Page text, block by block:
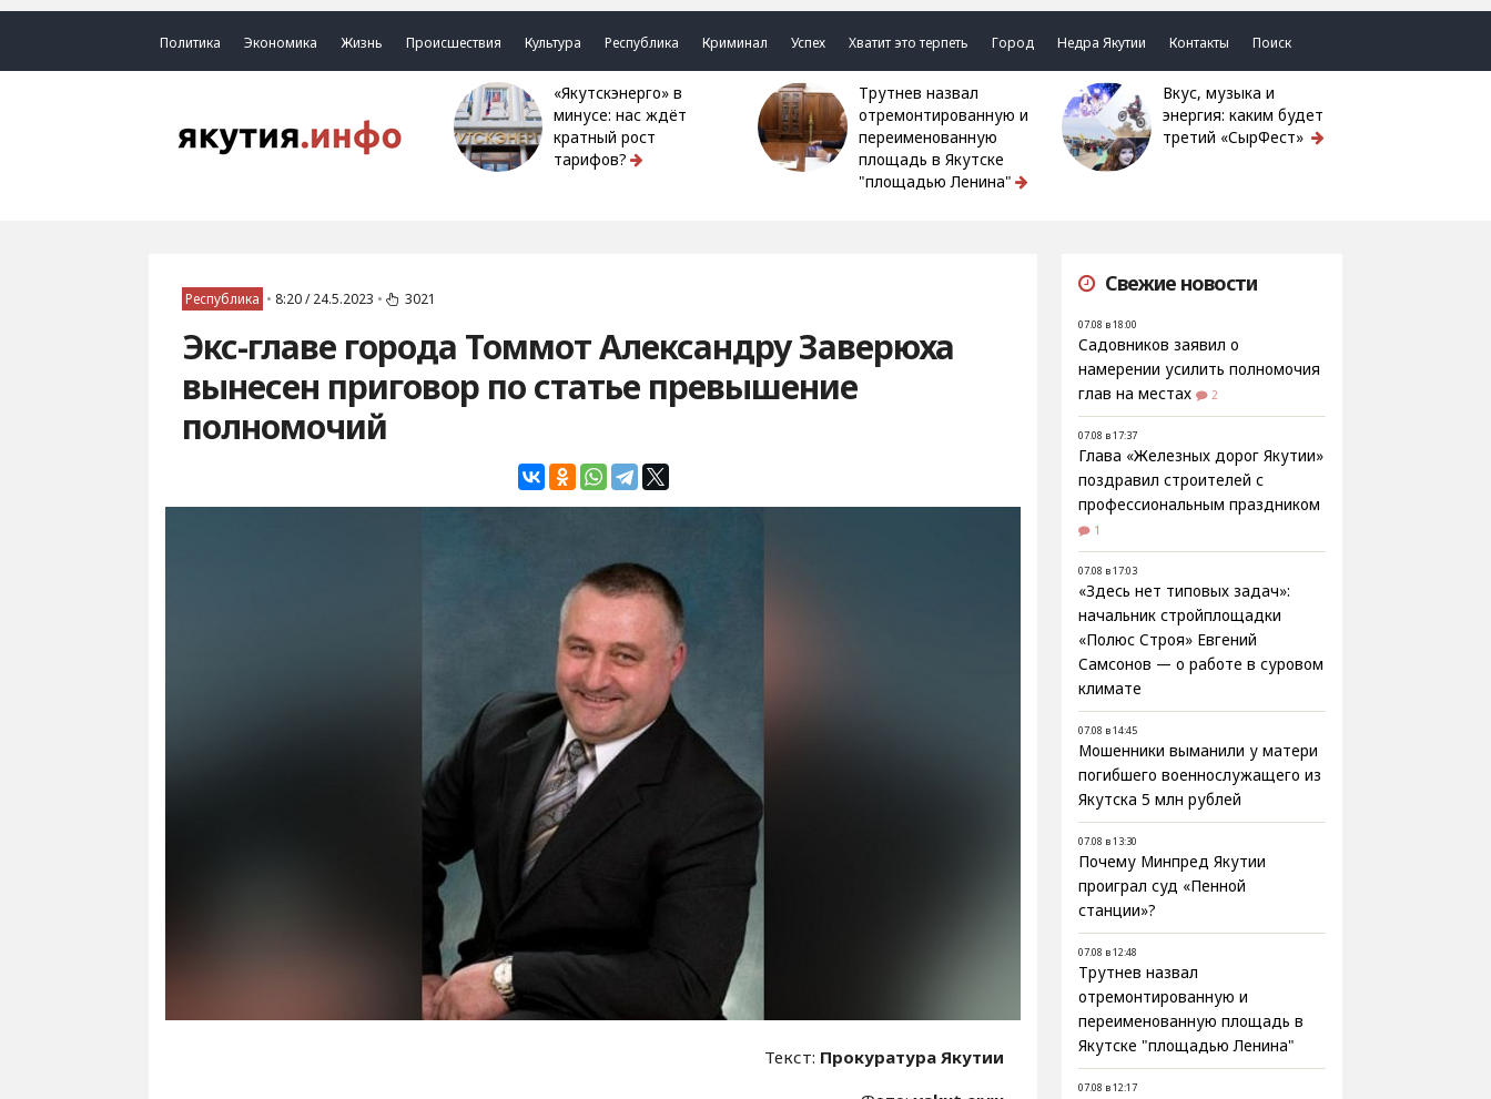
Политика Экономика Жизнь Происшествия Культура Республика Криминал Успех Хватит это терпеть Город Недра Якутии Контакты Поиск
«Якутскэнерго» в
минусе: нас ждёт
кратный рост
тарифов?
Трутнев назвал
отремонтированную и
переименованную
площадь в Якутске
"площадью Ленина"
Вкус, музыка и
энергия: каким будет
третий «СырФест»
Республика • 8:20 / 24.5.2023 • 3021
Экс-главе города Томмот Александру Заверюха
вынесен приговор по статье превышение
полномочий
Текст: Прокуратура Якутии
Свежие новости
07.08 в 18:00
Садовников заявил о
намерении усилить полномочия
глав на местах
2
07.08 в 17:37
Глава «Железных дорог Якутии»
поздравил строителей с
профессиональным праздником
1
07.08 в 17:03
«Здесь нет типовых задач»:
начальник стройплощадки
«Полюс Строя» Евгений
Самсонов — о работе в суровом
климате
07.08 в 14:45
Мошенники выманили у матери
погибшего военнослужащего из
Якутска 5 млн рублей
07.08 в 13:30
Почему Минпред Якутии
проиграл суд «Пенной
станции»?
07.08 в 12:48
Трутнев назвал
отремонтированную и
переименованную площадь в
Якутске "площадью Ленина"
07.08 в 12:17